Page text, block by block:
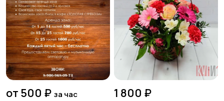
от 500 ₽ за час 1 800 ₽